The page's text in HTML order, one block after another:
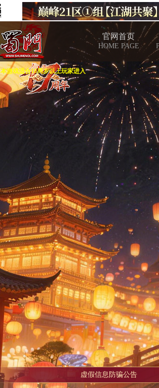
官网首页
HOME PAGE
本游戏适合18周岁以上玩家进入
虚假信息防骗公告